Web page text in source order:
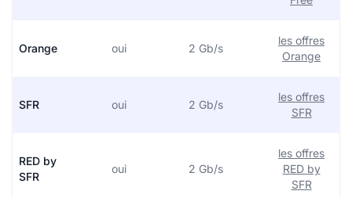
Orange oui 2 Gb/s
les offres
Orange
SFR oui 2 Gb/s
les offres
SFR
RED by
SFR
oui 2 Gb/s
les offres
RED by
SFR